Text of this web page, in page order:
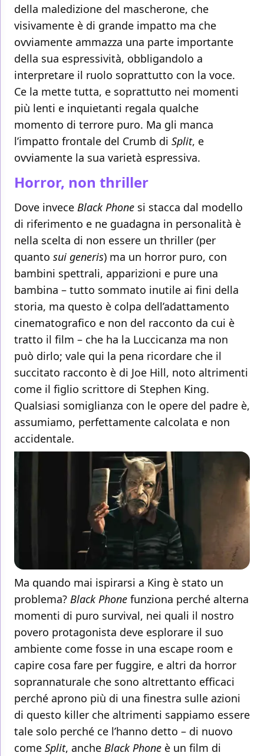
della maledizione del mascherone, che
visivamente è di grande impatto ma che
ovviamente ammazza una parte importante
della sua espressività, obbligandolo a
interpretare il ruolo soprattutto con la voce.
Ce la mette tutta, e soprattutto nei momenti
più lenti e inquietanti regala qualche
momento di terrore puro. Ma gli manca
l’impatto frontale del Crumb di Split, e
ovviamente la sua varietà espressiva.
Horror, non thriller
Dove invece Black Phone si stacca dal modello
di riferimento e ne guadagna in personalità è
nella scelta di non essere un thriller (per
quanto sui generis) ma un horror puro, con
bambini spettrali, apparizioni e pure una
bambina – tutto sommato inutile ai fini della
storia, ma questo è colpa dell’adattamento
cinematografico e non del racconto da cui è
tratto il film – che ha la Luccicanza ma non
può dirlo; vale qui la pena ricordare che il
succitato racconto è di Joe Hill, noto altrimenti
come il figlio scrittore di Stephen King.
Qualsiasi somiglianza con le opere del padre è,
assumiamo, perfettamente calcolata e non
accidentale.
Ma quando mai ispirarsi a King è stato un
problema? Black Phone funziona perché alterna
momenti di puro survival, nei quali il nostro
povero protagonista deve esplorare il suo
ambiente come fosse in una escape room e
capire cosa fare per fuggire, e altri da horror
soprannaturale che sono altrettanto efficaci
perché aprono più di una finestra sulle azioni
di questo killer che altrimenti sappiamo essere
tale solo perché ce l’hanno detto – di nuovo
come Split, anche Black Phone è un film di